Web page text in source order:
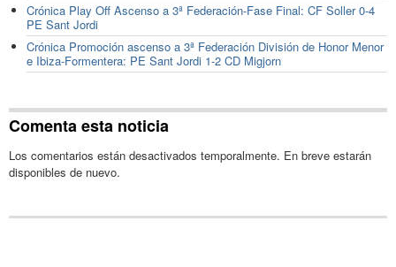
Crónica Play Off Ascenso a 3ª Federación-Fase Final: CF Soller 0-4
PE Sant Jordi
Crónica Promoción ascenso a 3ª Federación División de Honor Menor
e Ibiza-Formentera: PE Sant Jordi 1-2 CD Migjorn
Comenta esta noticia
Los comentarios están desactivados temporalmente. En breve estarán
disponibles de nuevo.